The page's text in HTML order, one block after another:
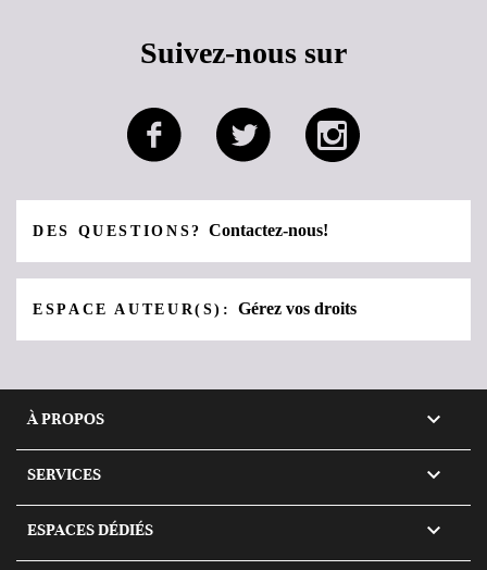
Suivez-nous sur
DES QUESTIONS?Contactez-nous!
ESPACE AUTEUR(S):Gérez vos droits
À PROPOS 
SERVICES 
ESPACES DÉDIÉS 